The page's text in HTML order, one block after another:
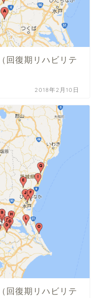
回復期リハビリテ
2018年2月10日
回復期リハビリテ